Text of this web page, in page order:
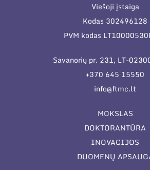
Viešoji įstaiga
Kodas 302496128
PVM kodas
Savanorių pr. 231, LT-
+370 645 15550
info@ftmc.lt
MOKSLAS
DOKTORANTŪRA
INOVACIJOS
DUOMENŲ